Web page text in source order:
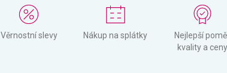
Věrnostní slevy Nákup na splátky
Nejlepší
kvality a ceny